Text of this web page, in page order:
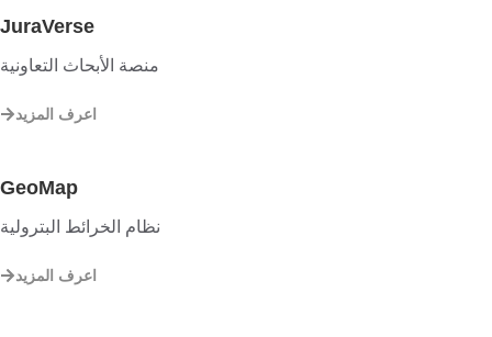
JuraVerse
منصة الأبحاث التعاونية
اعرف المزيد
GeoMap
نظام الخرائط البترولية
اعرف المزيد